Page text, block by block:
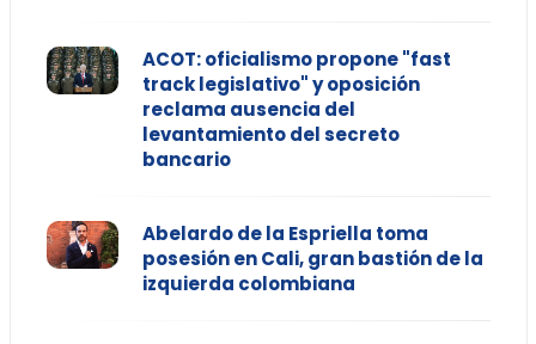
ACOT: oficialismo propone "fast
track legislativo" y oposición
reclama ausencia del
levantamiento del secreto
bancario
Abelardo de la Espriella toma
posesión en Cali, gran bastión de la
izquierda colombiana